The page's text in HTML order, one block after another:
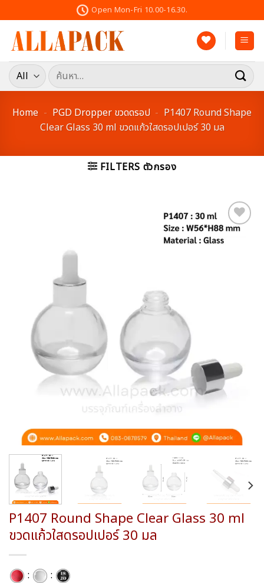
to
content
Open Mon-Fri 10.00-16.30.
ค้นหา:
Home - PGD Dropper ขวดดรอป - P1407 Round Shape
Clear Glass 30 ml ขวดแก้วใสดรอปเปอร์ 30 มล
FILTERS ตัวกรอง
P1407 Round Shape Clear Glass 30 ml
ขวดแก้วใสดรอปเปอร์ 30 มล
: :